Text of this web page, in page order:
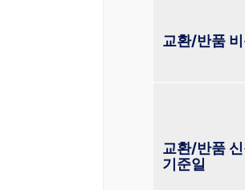
교환/반품
교환/반품 신
기준일